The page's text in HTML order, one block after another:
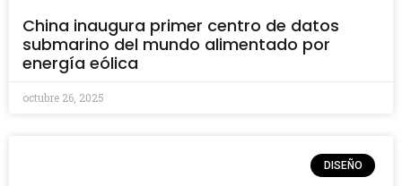
China inaugura primer centro de datos
submarino del mundo alimentado por
energía eólica
octubre 26, 2025
DISEÑO